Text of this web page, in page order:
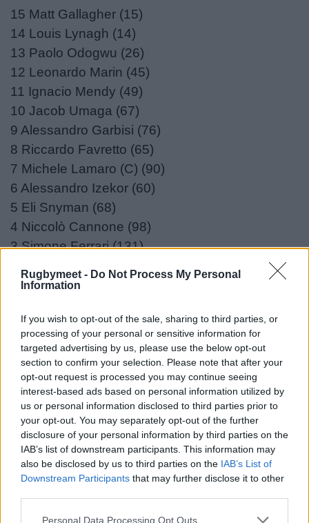
Rugbymeet - Do Not Process My Personal
Information
If you wish to opt-out of the sale, sharing to third parties, or
processing of your personal or sensitive information for
targeted advertising by us, please use the below opt-out
section to confirm your selection. Please note that after your
opt-out request is processed you may continue seeing
interest-based ads based on personal information utilized by
us or personal information disclosed to third parties prior to
your opt-out. You may separately opt-out of the further
disclosure of your personal information by third parties on the
IAB’s list of downstream participants. This information may
also be disclosed by us to third parties on the IAB’s List of
Downstream Participants that may further disclose it to other
Personal Data Processing Opt Outs
15 Matt Gallagher (15)
14 Louis Lynagh (14)
13 Paolo Odogwu (26)
12 Leonardo Marin (45)
11 Ignacio Mendy (49)
10 Jacob Umaga (67)
9 Alessandro Garbisi (76)
8 Riccardo Favretto (65)
7 Michele Lamaro (C) (90)
6 Alessandro Izekor (60)
5 Eli Snyman (68)
4 Niccolò Cannone (98)
3 Simone Ferrari (131)
1 Thomas Gallo (83)​
A disposizione: 16 Nicholas Gasperini (5), 17
Destiny Aminu (10), 18 Giosué Zilocchi (39), 19
Scott Scrafton (23), 20 So'otala Fa'aso'o (9), 21
Andy Uren (50), 22 Rhyno Smith (82), 23
Malakai Fekitoa (38).
()= presenze in biancoverde.
*= esordiente
Head Coach: Calum MacRae.
Indisponibili: Tommaso Menoncello, Sebastian